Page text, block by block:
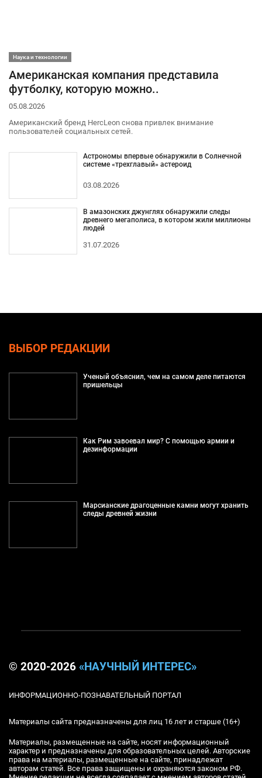
Наука и технологии
Американская компания представила
футболку, которую можно..
05.08.2026
Американский бренд HercLeon снова привлек внимание
пользователей социальных сетей.
Астрономы впервые обнаружили в Солнечной
системе «трехглавый» астероид
03.08.2026
В амазонских джунглях обнаружили следы
древнего мегаполиса, в котором жили миллионы
людей
31.07.2026
ВЫБОР РЕДАКЦИИ
Ученый объяснил, чем на самом деле питаются
пришельцы
Как Рим завоевал мир? С помощью армии и
дезинформации
Марсианские драгоценные камни могут хранить
следы древней жизни
© 2020-2026 «НАУЧНЫЙ ИНТЕРЕС»
ИНФОРМАЦИОННО-ПОЗНАВАТЕЛЬНЫЙ ПОРТАЛ
Материалы сайта предназначены для лиц 16 лет и старше (16+)
Материалы, размещенные на сайте, носят информационный
характер и предназначены для образовательных целей. Авторские
права на материалы, размещенные на сайте, принадлежат
авторам статей. Все права защищены и охраняются законом РФ.